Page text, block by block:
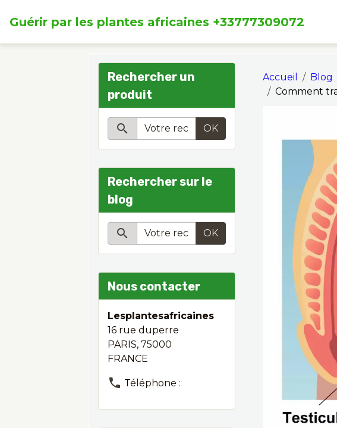
Guérir par les plantes africaines +33777309072
Accueil Blog
Comment
Rechercher un
produit
OK
Rechercher sur le
blog
OK
Nous contacter
Lesplantesafricaines
16 rue duperre
PARIS, 75000
FRANCE
Téléphone :